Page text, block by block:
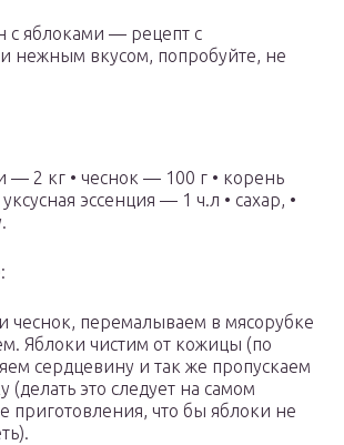
яблоками — рецепт с
нежным вкусом, попробуйте, не
— 2 кг • чеснок — 100 г • корень
эссенция — 1 ч.л • сахар, •
чеснок, перемалываем в мясорубке
Яблоки чистим от кожицы (по
сердцевину и так же пропускаем
(делать это следует на самом
приготовления, что бы яблоки не